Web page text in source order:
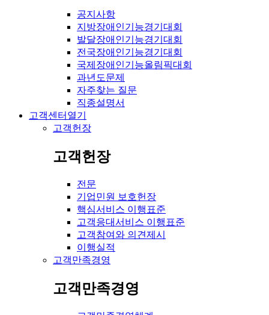
공지사항
지방장애인기능경기대회
발달장애인기능경기대회
전국장애인기능경기대회
국제장애인기능올림픽대회
과년도문제
자주찾는 질문
직종설명서
고객센터 열기
고객헌장
고객헌장
전문
기업민원 보호헌장
핵심서비스 이행표준
고객응대서비스 이행표준
고객참여와 의견제시
이행실적
고객만족경영
고객만족경영